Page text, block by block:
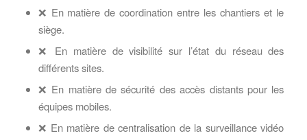
❌ En matière de coordination entre les chantiers et le
siège.
❌ En matière de visibilité sur l’état du réseau des
différents sites.
❌ En matière de sécurité des accès distants pour les
équipes mobiles.
❌ En matière de centralisation de la surveillance vidéo